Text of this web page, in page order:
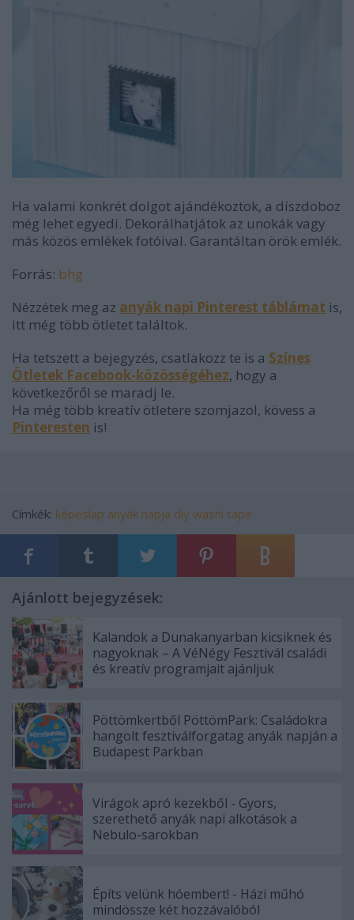
Ha valami konkrét dolgot ajándékoztok, a díszdoboz
még lehet egyedi. Dekorálhatjátok az unokák vagy
más közös emlékek fotóival. Garantáltan örök emlék.
Forrás: bhg
Nézzétek meg az anyák napi Pinterest táblámat is,
itt még több ötletet találtok.
Ha tetszett a bejegyzés, csatlakozz te is a Színes
Ötletek Facebook-közösségéhez, hogy a
következőről se maradj le.
Ha még több kreatív ötletere szomjazol, kövess a
Pinteresten is!
Címkék: képeslap anyák napja diy washi tape
Ajánlott bejegyzések:
Kalandok a Dunakanyarban kicsiknek és
nagyoknak – A VéNégy Fesztivál családi
és kreatív programjait ajánljuk
Pöttömkertből PöttömPark: Családokra
hangolt fesztiválforgatag anyák napján a
Budapest Parkban
Virágok apró kezekből - Gyors,
szerethető anyák napi alkotások a
Nebulo-sarokban
Építs velünk hóembert! - Házi műhó
mindössze két hozzávalóból